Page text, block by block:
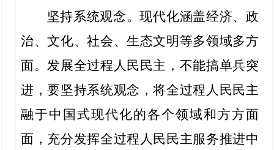
坚持系统观念。现代化涵盖经济、政
治、文化、社会、生态文明等多领域多方
面。发展全过程人民民主，不能搞单兵突
进，要坚持系统观念，将全过程人民民主
融于中国式现代化的各个领域和方方面
面，充分发挥全过程人民民主服务推进中